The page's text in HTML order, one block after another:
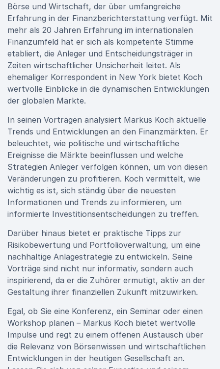
Börse und Wirtschaft, der über umfangreiche
Erfahrung in der Finanzberichterstattung verfügt. Mit
mehr als 20 Jahren Erfahrung im internationalen
Finanzumfeld hat er sich als kompetente Stimme
etabliert, die Anleger und Entscheidungsträger in
Zeiten wirtschaftlicher Unsicherheit leitet. Als
ehemaliger Korrespondent in New York bietet Koch
wertvolle Einblicke in die dynamischen Entwicklungen
der globalen Märkte.
In seinen Vorträgen analysiert Markus Koch aktuelle
Trends und Entwicklungen an den Finanzmärkten. Er
beleuchtet, wie politische und wirtschaftliche
Ereignisse die Märkte beeinflussen und welche
Strategien Anleger verfolgen können, um von diesen
Veränderungen zu profitieren. Koch vermittelt, wie
wichtig es ist, sich ständig über die neuesten
Informationen und Trends zu informieren, um
informierte Investitionsentscheidungen zu treffen.
Darüber hinaus bietet er praktische Tipps zur
Risikobewertung und Portfolioverwaltung, um eine
nachhaltige Anlagestrategie zu entwickeln. Seine
Vorträge sind nicht nur informativ, sondern auch
inspirierend, da er die Zuhörer ermutigt, aktiv an der
Gestaltung ihrer finanziellen Zukunft mitzuwirken.
Egal, ob Sie eine Konferenz, ein Seminar oder einen
Workshop planen – Markus Koch bietet wertvolle
Impulse und regt zu einem offenen Austausch über
die Relevanz von Börsenwissen und wirtschaftlichen
Entwicklungen in der heutigen Gesellschaft an.